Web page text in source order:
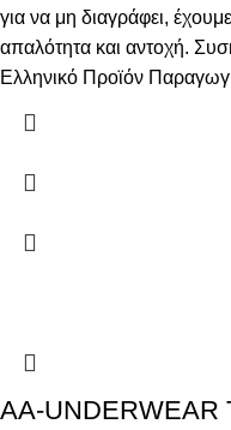
για να μη διαγράφει,
απαλότητα και αντοχή.
Ελληνικό Προϊόν
AA-UNDERWEAR